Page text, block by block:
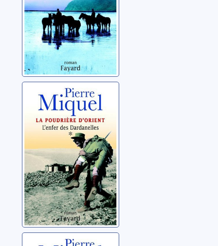
La poudrière
d'Orient: 01:
L'enfer des
Dardanelles
Miquel, Pierre
La poudrière